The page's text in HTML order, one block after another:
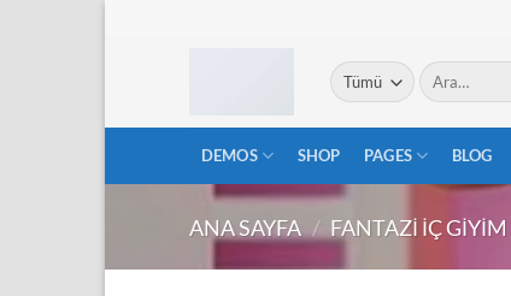
Ara:
DEMOS SHOP PAGES BLOG
ANA SAYFA / FANTAZI İÇ GIYIM